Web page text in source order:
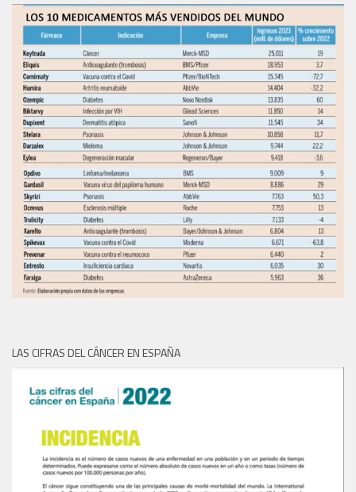
LAS CIFRAS DEL CÁNCER EN ESPAÑA